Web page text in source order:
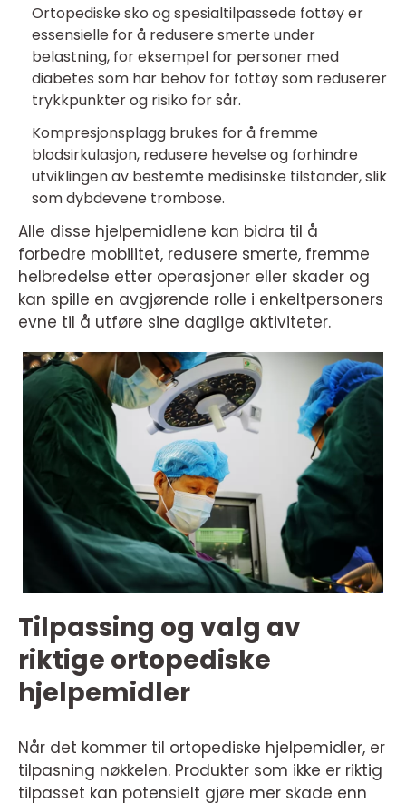
Ortopediske sko og spesialtilpassede fottøy er
essensielle for å redusere smerte under
belastning, for eksempel for personer med
diabetes som har behov for fottøy som reduserer
trykkpunkter og risiko for sår.
Kompresjonsplagg brukes for å fremme
blodsirkulasjon, redusere hevelse og forhindre
utviklingen av bestemte medisinske tilstander, slik
som dybdevene trombose.
Alle disse hjelpemidlene kan bidra til å
forbedre mobilitet, redusere smerte, fremme
helbredelse etter operasjoner eller skader og
kan spille en avgjørende rolle i enkeltpersoners
evne til å utføre sine daglige aktiviteter.
Tilpassing og valg av
riktige ortopediske
hjelpemidler
Når det kommer til ortopediske hjelpemidler, er
tilpasning nøkkelen. Produkter som ikke er riktig
tilpasset kan potensielt gjøre mer skade enn